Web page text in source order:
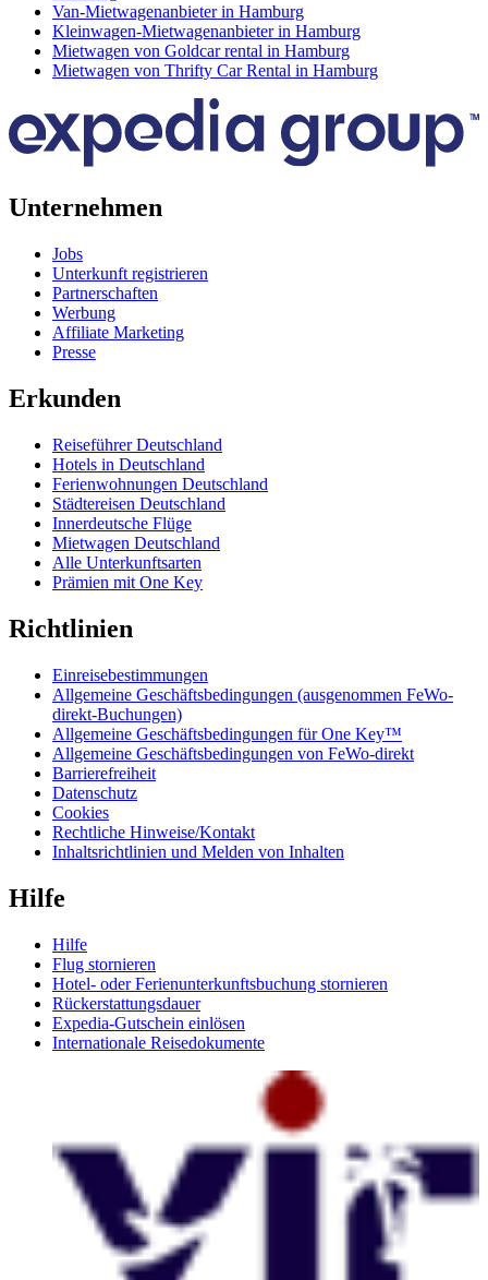
Van-Mietwagenanbieter in Hamburg
Kleinwagen-Mietwagenanbieter in Hamburg
Mietwagen von Goldcar rental in Hamburg
Mietwagen von Thrifty Car Rental in Hamburg
Unternehmen
Jobs
Unterkunft registrieren
Partnerschaften
Werbung
Affiliate Marketing
Presse
Erkunden
Reiseführer Deutschland
Hotels in Deutschland
Ferienwohnungen Deutschland
Städtereisen Deutschland
Innerdeutsche Flüge
Mietwagen Deutschland
Alle Unterkunftsarten
Prämien mit One Key
Richtlinien
Einreisebestimmungen
Allgemeine Geschäftsbedingungen (ausgenommen FeWo-
direkt-Buchungen)
Allgemeine Geschäftsbedingungen für One Key™
Allgemeine Geschäftsbedingungen von FeWo-direkt
Barrierefreiheit
Datenschutz
Cookies
Rechtliche Hinweise/Kontakt
Inhaltsrichtlinien und Melden von Inhalten
Hilfe
Hilfe
Flug stornieren
Hotel- oder Ferienunterkunftsbuchung stornieren
Rückerstattungsdauer
Expedia-Gutschein einlösen
Internationale Reisedokumente